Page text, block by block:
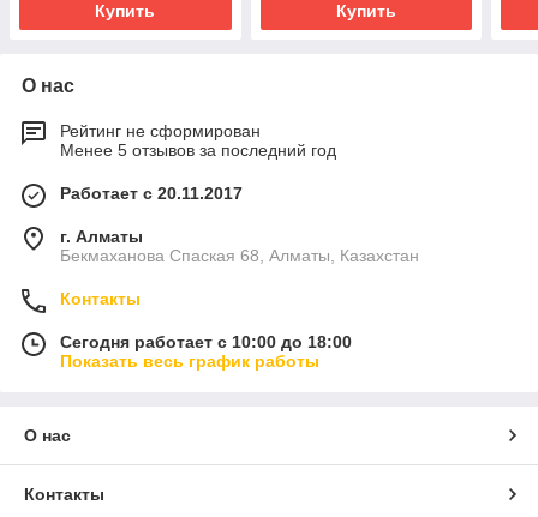
Купить Купить
О нас
Рейтинг не сформирован
Менее 5 отзывов за последний год
Работает с 20.11.2017
г. Алматы
Бекмаханова Спаская 68, Алматы, Казахстан
Контакты
Сегодня работает с 10:00 до 18:00
Показать весь график работы
О нас
Контакты